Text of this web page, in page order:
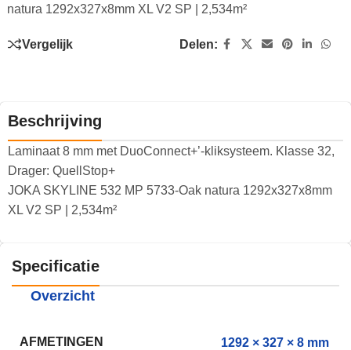
natura 1292x327x8mm XL V2 SP | 2,534m²
Vergelijk Delen:
Beschrijving
Laminaat 8 mm met DuoConnect+’-kliksysteem. Klasse 32,
Drager: QuellStop+
JOKA SKYLINE 532 MP 5733-Oak natura 1292x327x8mm
XL V2 SP | 2,534m²
Specificatie
Overzicht
AFMETINGEN 1292 × 327 × 8 mm